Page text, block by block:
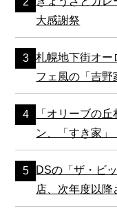
大感謝祭
札幌地下街オー
フェ風の「吉野
「オリーブの
ン、「すき家」
DSの「ザ・ビ
店、次年度以降